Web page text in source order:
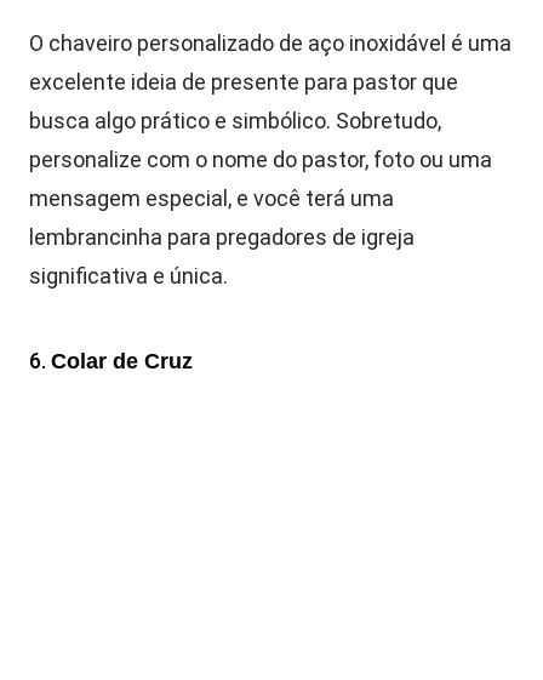
O chaveiro personalizado de aço inoxidável é uma
excelente ideia de presente para pastor que
busca algo prático e simbólico. Sobretudo,
personalize com o nome do pastor, foto ou uma
mensagem especial, e você terá uma
lembrancinha para pregadores de igreja
significativa e única.
6. Colar de Cruz